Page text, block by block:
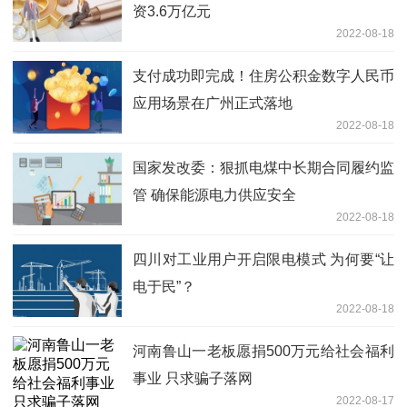
资3.6万亿元
2022-08-18
支付成功即完成！住房公积金数字人民币
应用场景在广州正式落地
2022-08-18
国家发改委：狠抓电煤中长期合同履约监
管 确保能源电力供应安全
2022-08-18
四川对工业用户开启限电模式 为何要“让
电于民”？
2022-08-18
河南鲁山一老板愿捐500万元给社会福利
事业 只求骗子落网
2022-08-17